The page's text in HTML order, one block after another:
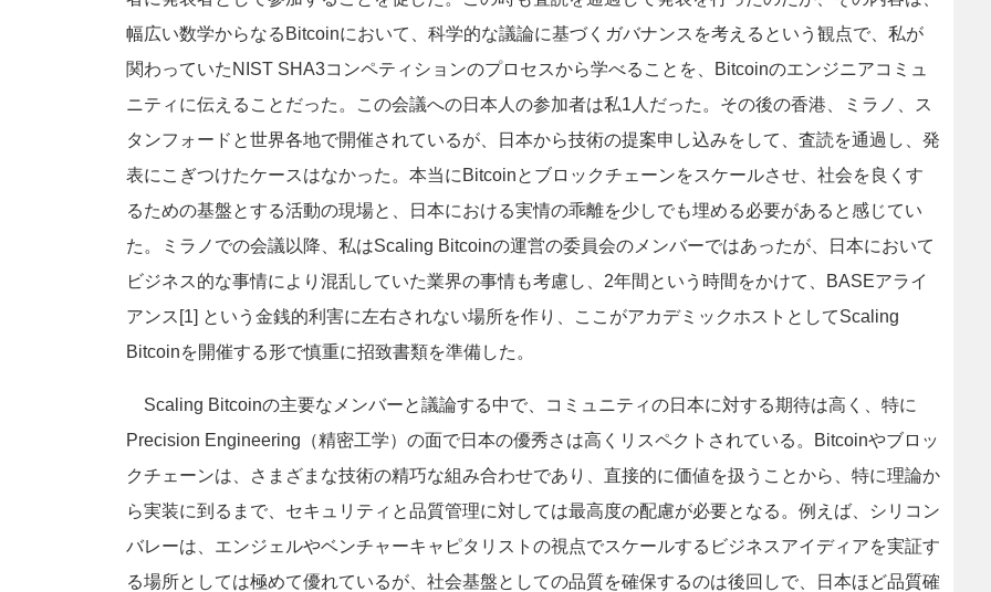
幅広い数学からなるBitcoinにおいて、科学的な議論に基づくガバナンスを考えるという観点で、私が
関わっていたNIST SHA3コンペティションのプロセスから学べることを、Bitcoinのエンジニアコミュ
ニティに伝えることだった。この会議への日本人の参加者は私1人だった。その後の香港、ミラノ、ス
タンフォードと世界各地で開催されているが、日本から技術の提案申し込みをして、査読を通過し、発
表にこぎつけたケースはなかった。本当にBitcoinとブロックチェーンをスケールさせ、社会を良くす
るための基盤とする活動の現場と、日本における実情の乖離を少しでも埋める必要があると感じてい
た。ミラノでの会議以降、私はScaling Bitcoinの運営の委員会のメンバーではあったが、日本において
ビジネス的な事情により混乱していた業界の事情も考慮し、2年間という時間をかけて、BASEアライ
アンス[1] という金銭的利害に左右されない場所を作り、ここがアカデミックホストとしてScaling
Bitcoinを開催する形で慎重に招致書類を準備した。
Scaling Bitcoinの主要なメンバーと議論する中で、コミュニティの日本に対する期待は高く、特に
Precision Engineering（精密工学）の面で日本の優秀さは高くリスペクトされている。Bitcoinやブロッ
クチェーンは、さまざまな技術の精巧な組み合わせであり、直接的に価値を扱うことから、特に理論か
ら実装に到るまで、セキュリティと品質管理に対しては最高度の配慮が必要となる。例えば、シリコン
バレーは、エンジェルやベンチャーキャピタリストの視点でスケールするビジネスアイディアを実証す
る場所としては極めて優れているが、社会基盤としての品質を確保するのは後回しで、日本ほど品質確